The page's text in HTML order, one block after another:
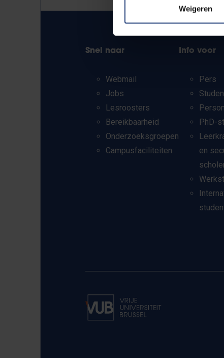
Weigeren
Snel naar
Webmail
Jobs
Lesroosters
Bereikbaarheid
Onderzoeksgroepen
Campusfaciliteiten
Info voor
Pers
PhD-
en